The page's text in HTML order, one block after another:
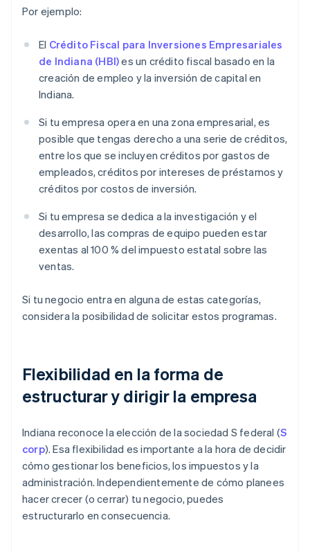
Por ejemplo:
El Crédito Fiscal para Inversiones Empresariales
de Indiana (HBI)es un crédito fiscal basado en la
creación de empleo y la inversión de capital en
Indiana.
Si tu empresa opera en una zona empresarial, es
posible que tengas derecho a una serie de créditos,
entre los que se incluyen créditos por gastos de
empleados, créditos por intereses de préstamos y
créditos por costos de inversión.
Si tu empresa se dedica a la investigación y el
desarrollo, las compras de equipo pueden estar
exentas al 100 % del impuesto estatal sobre las
ventas.
Si tu negocio entra en alguna de estas categorías,
considera la posibilidad de solicitar estos programas.
Flexibilidad en la forma de
estructurar y dirigir la empresa
Indiana reconoce la elección de la sociedad S federal (S
corp). Esa flexibilidad es importante a la hora de decidir
cómo gestionar los beneficios, los impuestos y la
administración. Independientemente de cómo planees
hacer crecer (o cerrar) tu negocio, puedes
estructurarlo en consecuencia.